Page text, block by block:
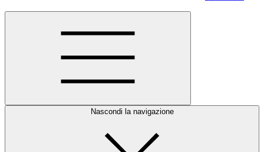
Nascondi la navigazione